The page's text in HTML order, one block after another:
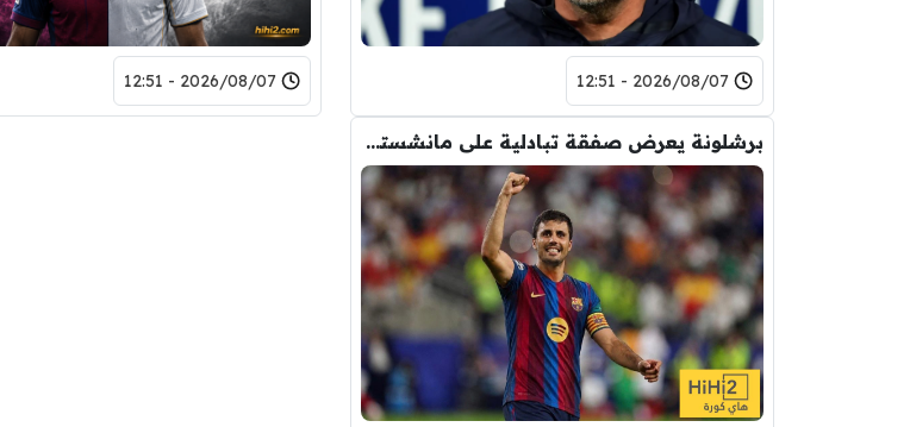
2026/08/07 - 12:51
2026/08/07 - 12:51
برشلونة يعرض صفقة تبادلية على مانشستر سيتي